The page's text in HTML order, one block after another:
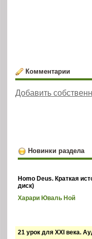
Комментарии
Добавить
Новинки раздела
Homo Deus. Краткая
диск)
Харари Юваль Ной
21 урок для XXI века.